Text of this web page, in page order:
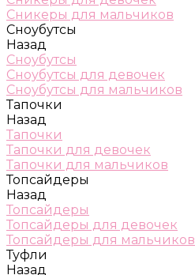
Сникеры для мальчиков
Сноубутсы
Назад
Сноубутсы
Сноубутсы для девочек
Сноубутсы для мальчиков
Тапочки
Назад
Тапочки
Тапочки для девочек
Тапочки для мальчиков
Топсайдеры
Назад
Топсайдеры
Топсайдеры для девочек
Топсайдеры для мальчиков
Туфли
Назад